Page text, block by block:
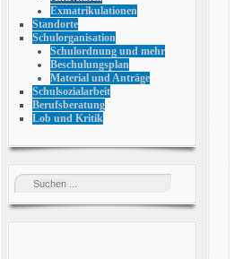
Exmatrikulationen
Standorte
Schulorganisation
Schulordnung und mehr
Beschulungsplan
Material und Anträge
Schulsozialarbeit
Berufsberatung
Lob und Kritik